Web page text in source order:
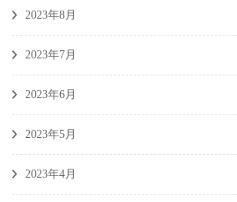
2023年8月
2023年7月
2023年6月
2023年5月
2023年4月